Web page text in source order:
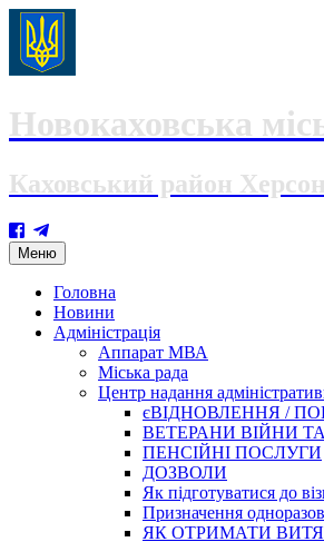
Новокаховська
Каховський район
Меню Skip
to
content
Головна
Новини
Адміністрація
Аппарат МВА
Міська рада
Центр надання
єВІДНОВЛЕННЯ /
ВЕТЕРАНИ ВІЙНИ
ПЕНСІЙНІ ПОСЛУГИ
ДОЗВОЛИ
Як підготуватися до
Призначення
ЯК ОТРИМАТИ